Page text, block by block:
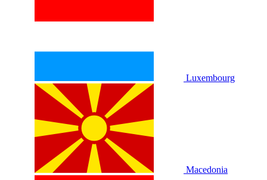
Luxembourg
Macedonia